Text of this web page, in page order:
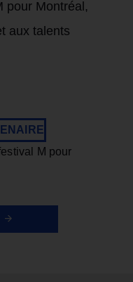
pour Montréal,
aux talents
M pour